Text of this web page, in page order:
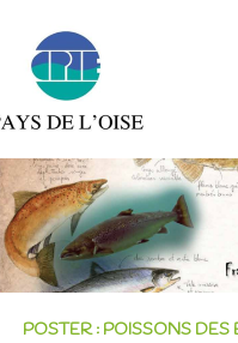
POSTER : POISSONS